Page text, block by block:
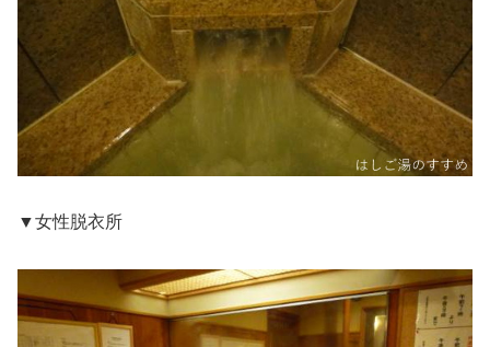
▼女性脱衣所